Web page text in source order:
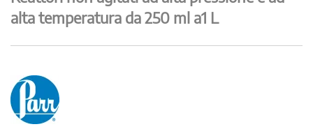
alta temperatura da 250 ml a1 L